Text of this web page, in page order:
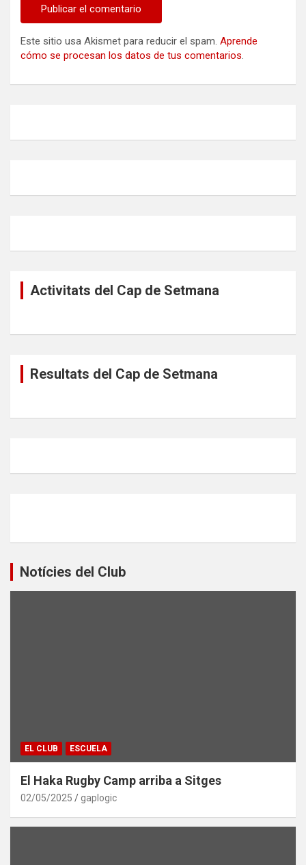
Este sitio usa Akismet para reducir el spam. Aprende
cómo se procesan los datos de tus comentarios.
Activitats del Cap de Setmana
Resultats del Cap de Setmana
Notícies del Club
EL CLUB ESCUELA
El Haka Rugby Camp arriba a Sitges
02/05/2025 gaplogic